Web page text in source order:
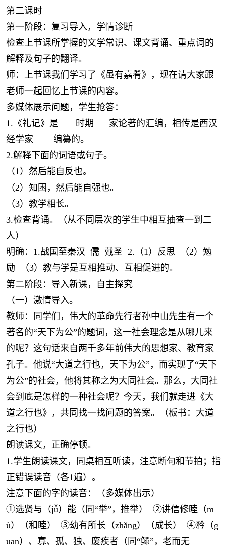
第二课时
第一阶段：复习导入，学情诊断
检查上节课所掌握的文学常识、课文背诵、重点词的
解释及句子的翻译。
师：上节课我们学习了《虽有嘉肴》，现在请大家跟
老师一起回忆上节课的内容。
多媒体展示问题，学生抢答：
1.《礼记》是 时期 家论著的汇编，相传是西汉
经学家 编纂的。
2.解释下面的词语或句子。
（1）然后能自反也。
（2）知困，然后能自强也。
（3）教学相长。
3.检查背诵。（从不同层次的学生中相互抽查一到二
人）
明确：1.战国至秦汉 儒 戴圣 2.（1）反思 （2）勉
励 （3）教与学是互相推动、互相促进的。
第二阶段：导入新课，自主探究
（一）激情导入。
教师：同学们，伟大的革命先行者孙中山先生有一个
著名的“天下为公”的题词，这一社会理念是从哪儿来
的呢？这句话来自两千多年前伟大的思想家、教育家
孔子。他说“大道之行也，天下为公”，而实现了“天下
为公”的社会，他将其称之为大同社会。那么，大同社
会到底是怎样的一种社会呢？今天，我们就走进《大
道之行也》，共同找一找问题的答案。（板书：大道
之行也）
朗读课文，正确停顿。
1.学生朗读课文，同桌相互听读，注意断句和节拍；指
正错误读音（各1遍）。
注意下面的字的读音：（多媒体出示）
①选贤与（jǚ）能（同“举”，推举） ②讲信修睦（m
ù）（和睦） ③幼有所长（zhǎng）（成长） ④矜（g
uān）、寡、孤、独、废疾者（同“鳏”，老而无